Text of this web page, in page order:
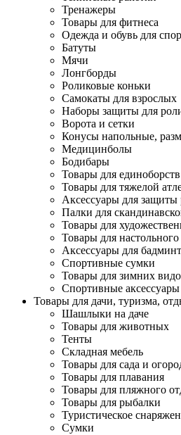
Тренажеры
Товары для фитнеса
Одежда и обувь для
Батуты
Мячи
Лонгборды
Роликовые коньки
Самокаты для взрослых
Наборы защиты для
Ворота и сетки
Конусы напольные,
Медицинболы
Бодибары
Товары для единоборств
Товары для тяжелой
Аксессуары для защиты
Палки для
Товары для
Товары для настольного
Аксессуары для
Спортивные сумки
Товары для зимних
Спортивные аксессуары
Товары для дачи, туризма,
Шашлыки на даче
Товары для животных
Тенты
Складная мебель
Товары для сада и
Товары для плавания
Товары для пляжного
Товары для рыбалки
Туристическое
Сумки